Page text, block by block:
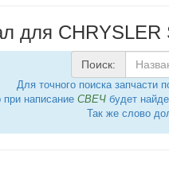
для CHRYSLER
Поиск:
Для точного поиска запчасти
при написание СВЕЧбудет
Так же слово